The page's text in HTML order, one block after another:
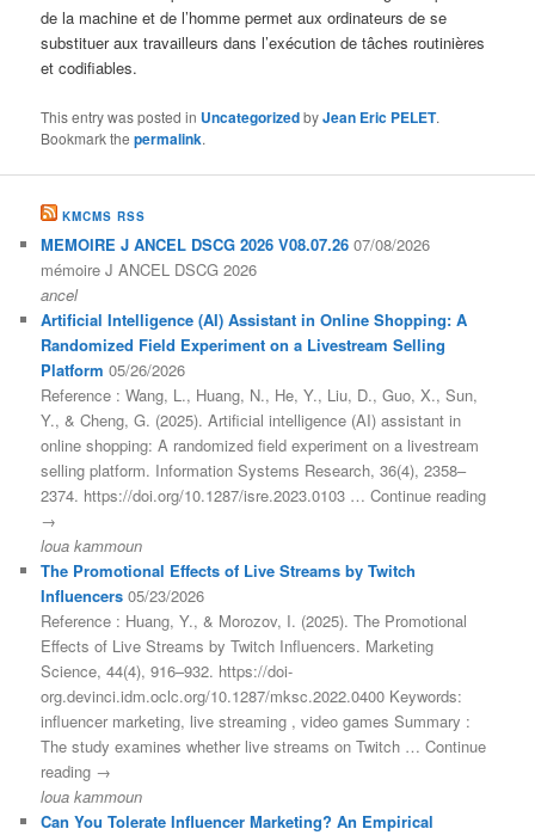
de la machine et de l’homme permet aux ordinateurs de se
substituer aux travailleurs dans l’exécution de tâches routinières
et codifiables.
This entry was posted in UncategorizedbyJean Eric PELET.
Bookmark thepermalink.
KMCMS RSS
MEMOIRE J ANCEL DSCG 2026 V08.07.26 07/08/2026
mémoire J ANCEL DSCG 2026
ancel
Artificial Intelligence (AI) Assistant in Online Shopping: A
Randomized Field Experiment on a Livestream Selling
Platform 05/26/2026
Reference : Wang, L., Huang, N., He, Y., Liu, D., Guo, X., Sun,
Y., & Cheng, G. (2025). Artificial intelligence (AI) assistant in
online shopping: A randomized field experiment on a livestream
selling platform. Information Systems Research, 36(4), 2358–
2374. https://doi.org/10.1287/isre.2023.0103 … Continue reading
→
loua kammoun
The Promotional Effects of Live Streams by Twitch
Influencers 05/23/2026
Reference : Huang, Y., & Morozov, I. (2025). The Promotional
Effects of Live Streams by Twitch Influencers. Marketing
Science, 44(4), 916–932. https://doi-
org.devinci.idm.oclc.org/10.1287/mksc.2022.0400 Keywords:
influencer marketing, live streaming , video games Summary :
The study examines whether live streams on Twitch … Continue
reading →
loua kammoun
Can You Tolerate Influencer Marketing? An Empirical